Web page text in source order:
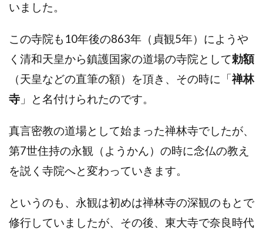
いました。
この寺院も10年後の863年（貞観5年）にようや
く清和天皇から鎮護国家の道場の寺院として勅額
（天皇などの直筆の額）を頂き、その時に「禅林
寺 」と名付けられたのです。
真言密教の道場として始まった禅林寺でしたが、
第7世住持の永観（ようかん）の時に念仏の教え
を説く寺院へと変わっていきます。
というのも、永観は初めは禅林寺の深観のもとで
修行していましたが、その後、東大寺で奈良時代